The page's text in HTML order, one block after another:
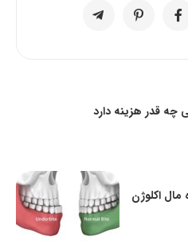
چه قدر هزینه دارد
مال اکلوژن